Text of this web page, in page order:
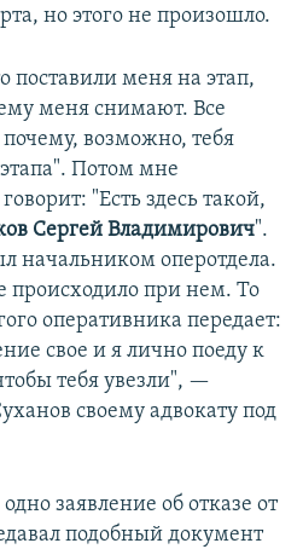
но этого не произошло.
поставили меня на этап,
меня снимают. Все
возможно, тебя
Потом мне
"Есть здесь такой,
Сергей Владимирович".
начальником оперотдела.
происходило при нем. То
оперативника передает:
свое и я лично поеду к
тебя увезли", —
своему адвокату под
заявление об отказе от
подобный документ